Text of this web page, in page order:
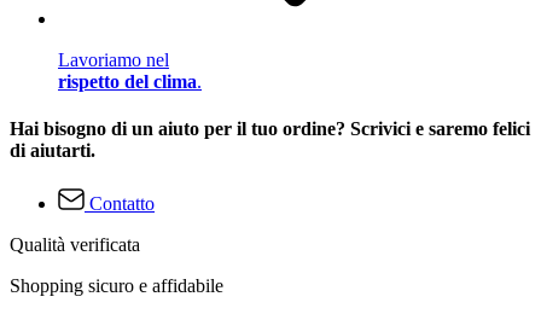
Lavoriamo nel
rispetto del clima.
Hai bisogno di un aiuto per il tuo ordine? Scrivici e saremo felici
di aiutarti.
Contatto
Qualità verificata
Shopping sicuro e affidabile